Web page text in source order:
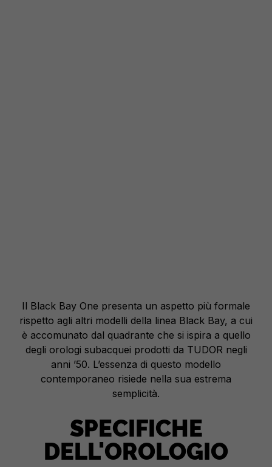
Il Black Bay One presenta un aspetto più formale
rispetto agli altri modelli della linea Black Bay, a cui
è accomunato dal quadrante che si ispira a quello
degli orologi subacquei prodotti da TUDOR negli
anni ’50. L’essenza di questo modello
contemporaneo risiede nella sua estrema
semplicità.
SPECIFICHE
DELL'OROLOGIO